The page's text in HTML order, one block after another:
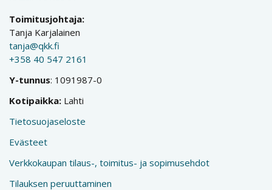
Toimitusjohtaja:
Tanja Karjalainen
tanja@qkk.fi
+358 40 547 2161
Y-tunnus: 1091987-0
Kotipaikka: Lahti
Tietosuojaseloste
Evästeet
Verkkokaupan tilaus-, toimitus- ja sopimusehdot
Tilauksen peruuttaminen